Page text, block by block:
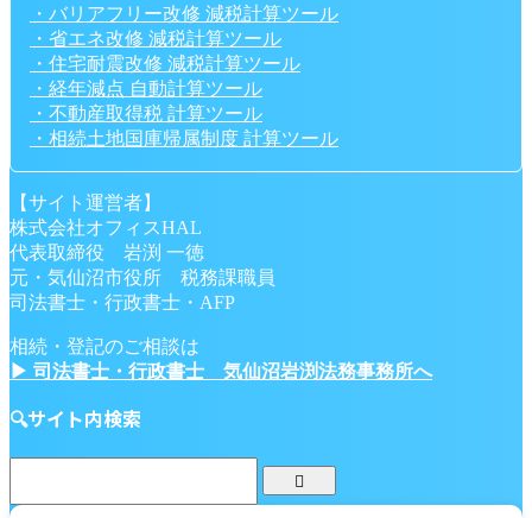
・バリアフリー改修 減税計算ツール
・省エネ改修 減税計算ツール
・住宅耐震改修 減税計算ツール
・経年減点 自動計算ツール
・不動産取得税 計算ツール
・相続土地国庫帰属制度 計算ツール
【サイト運営者】
株式会社オフィスHAL
代表取締役 岩渕 一徳
元・気仙沼市役所 税務課職員
司法書士・行政書士・AFP
相続・登記のご相談は
▶ 司法書士・行政書士 気仙沼岩渕法務事務所へ
🔍サイト内検索